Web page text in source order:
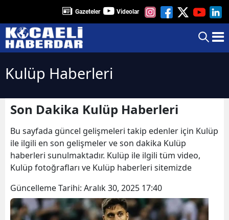
Gazeteler Videolar
Kulüp Haberleri
Son Dakika Kulüp Haberleri
Bu sayfada güncel gelişmeleri takip edenler için Kulüp
ile ilgili en son gelişmeler ve son dakika Kulüp
haberleri sunulmaktadır. Kulüp ile ilgili tüm video,
Kulüp fotoğrafları ve Kulüp haberleri sitemizde
Güncelleme Tarihi: Aralık 30, 2025 17:40